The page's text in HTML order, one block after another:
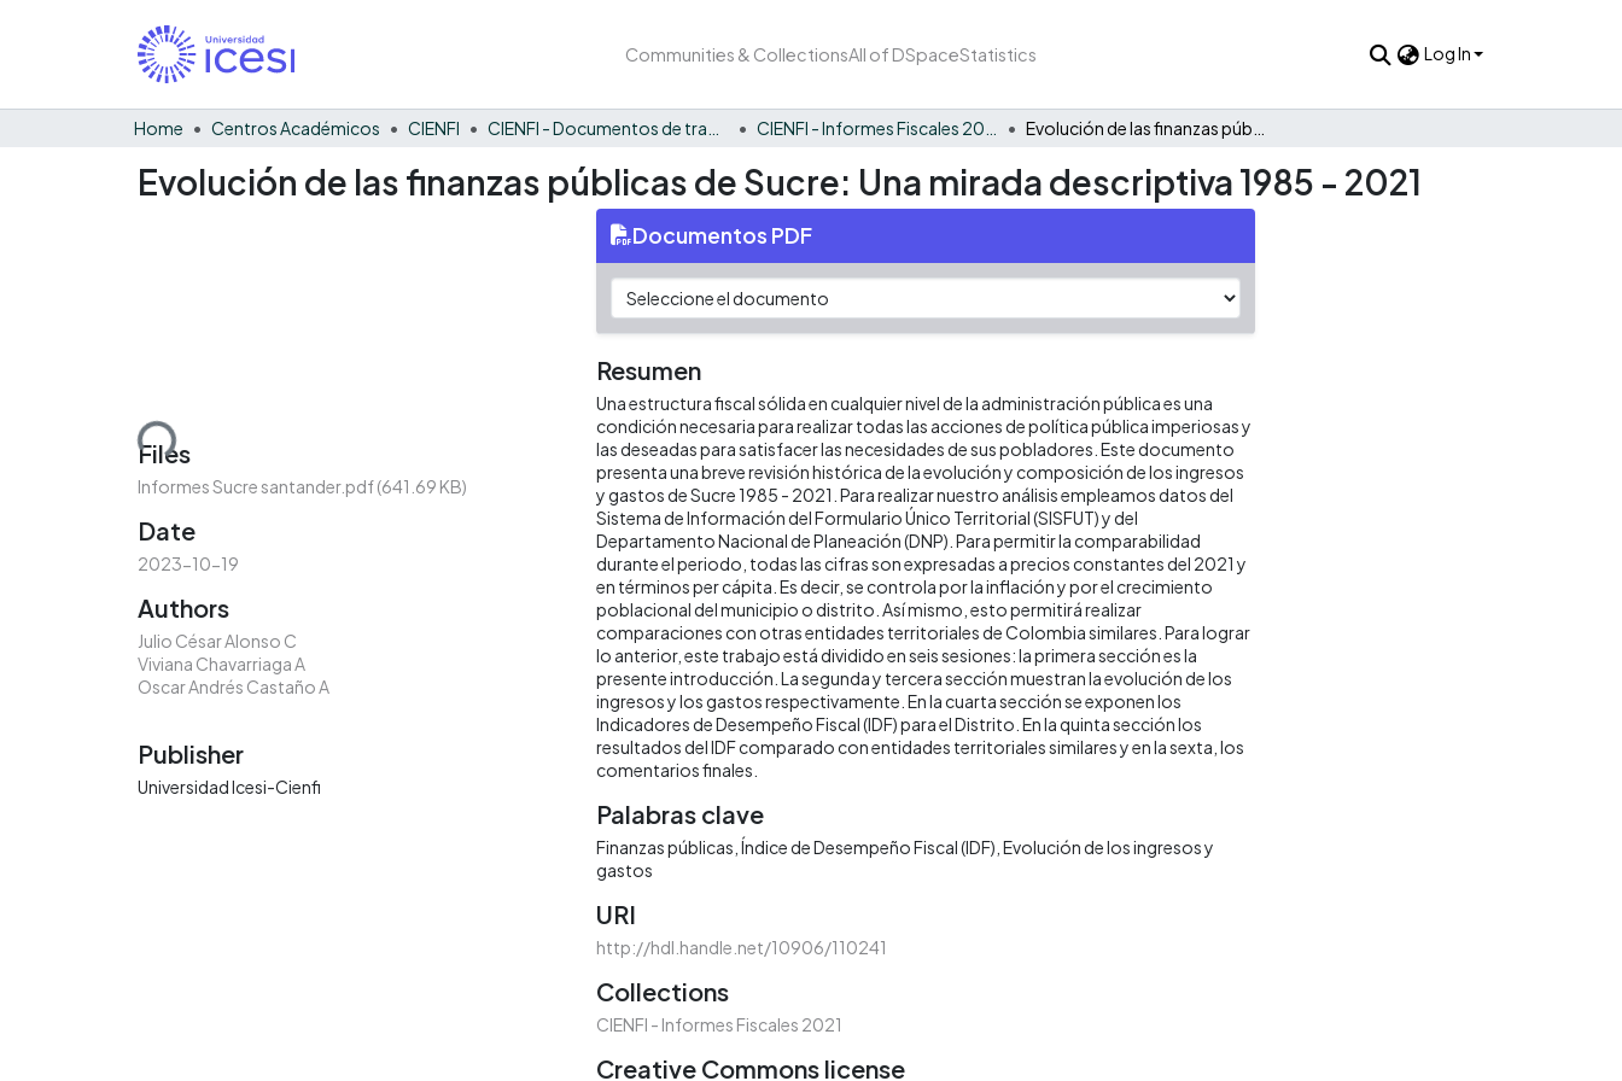
Communities & CollectionsAll of DSpaceStatistics Log In
Home Centros Académicos CIENFI
Evolución de las finanzas públicas de Sucre: Una mirada descriptiva 1985 - 2021
Loading...
Files
Informes Sucre santander.pdf(641.69 KB)
Date
2023-10-19
Authors
Julio César Alonso C
Viviana Chavarriaga A
Oscar Andrés Castaño A
Publisher
Universidad Icesi-Cienfi
Documentos PDF
Resumen
Una estructura fiscal sólida en cualquier nivel de la administración pública es una
condición necesaria para realizar todas las acciones de política pública imperiosas y
las deseadas para satisfacer las necesidades de sus pobladores. Este documento
presenta una breve revisión histórica de la evolución y composición de los ingresos
y gastos de Sucre 1985 - 2021. Para realizar nuestro análisis empleamos datos del
Sistema de Información del Formulario Único Territorial (SISFUT) y del
Departamento Nacional de Planeación (DNP). Para permitir la comparabilidad
durante el periodo, todas las cifras son expresadas a precios constantes del 2021 y
en términos per cápita. Es decir, se controla por la inflación y por el crecimiento
poblacional del municipio o distrito. Así mismo, esto permitirá realizar
comparaciones con otras entidades territoriales de Colombia similares. Para lograr
lo anterior, este trabajo está dividido en seis sesiones: la primera sección es la
presente introducción. La segunda y tercera sección muestran la evolución de los
ingresos y los gastos respectivamente. En la cuarta sección se exponen los
Indicadores de Desempeño Fiscal (IDF) para el Distrito. En la quinta sección los
resultados del IDF comparado con entidades territoriales similares y en la sexta, los
comentarios finales.
Palabras clave
Finanzas públicas Índice de Desempeño Fiscal (IDF) Evolución de los ingresos y
gastos
URI
http://hdl.handle.net/10906/110241
Collections
CIENFI - Informes Fiscales 2021
Creative Commons license